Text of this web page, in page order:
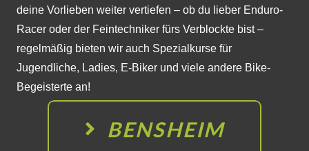
deine Vorlieben weiter vertiefen – ob du lieber Enduro-
Racer oder der Feintechniker fürs Verblockte bist –
regelmäßig bieten wir auch Spezialkurse für
Jugendliche, Ladies, E-Biker und viele andere Bike-
Begeisterte an!
BENSHEIM